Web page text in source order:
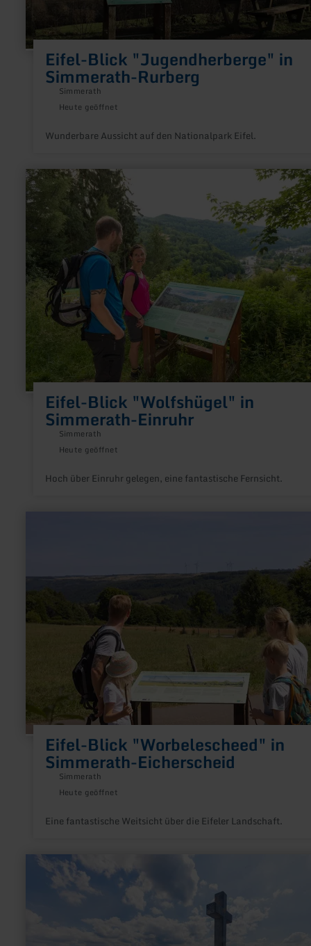
Eifel-Blick "Jugendherberge" in
Simmerath-Rurberg
Simmerath
Heute geöffnet
Wunderbare Aussicht auf den Nationalpark Eifel.
Eifel-Blick "Wolfshügel" in
Simmerath-Einruhr
Simmerath
Heute geöffnet
Hoch über Einruhr gelegen, eine fantastische Fernsicht.
mehr
erfahren
zu:
Eifel-
Blick
"Wolfshügel"
Simmerath-
Einruhr
Eifel-Blick "Worbelescheed" in
Simmerath-Eicherscheid
Simmerath
Heute geöffnet
Eine fantastische Weitsicht über die Eifeler Landschaft.
Simmerath-
mehr